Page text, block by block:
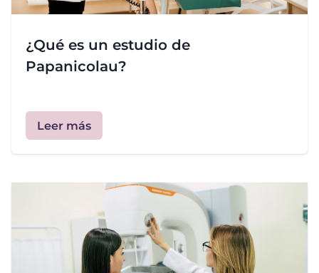
¿Qué es un estudio de
Papanicolau?
Leer más